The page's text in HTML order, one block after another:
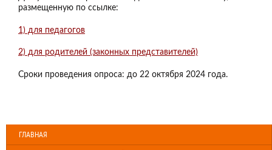
размещенную по ссылке:
1) для педагогов
2) для родителей (законных представителей)
Сроки проведения опроса: до 22 октября 2024 года.
ГЛАВНАЯ